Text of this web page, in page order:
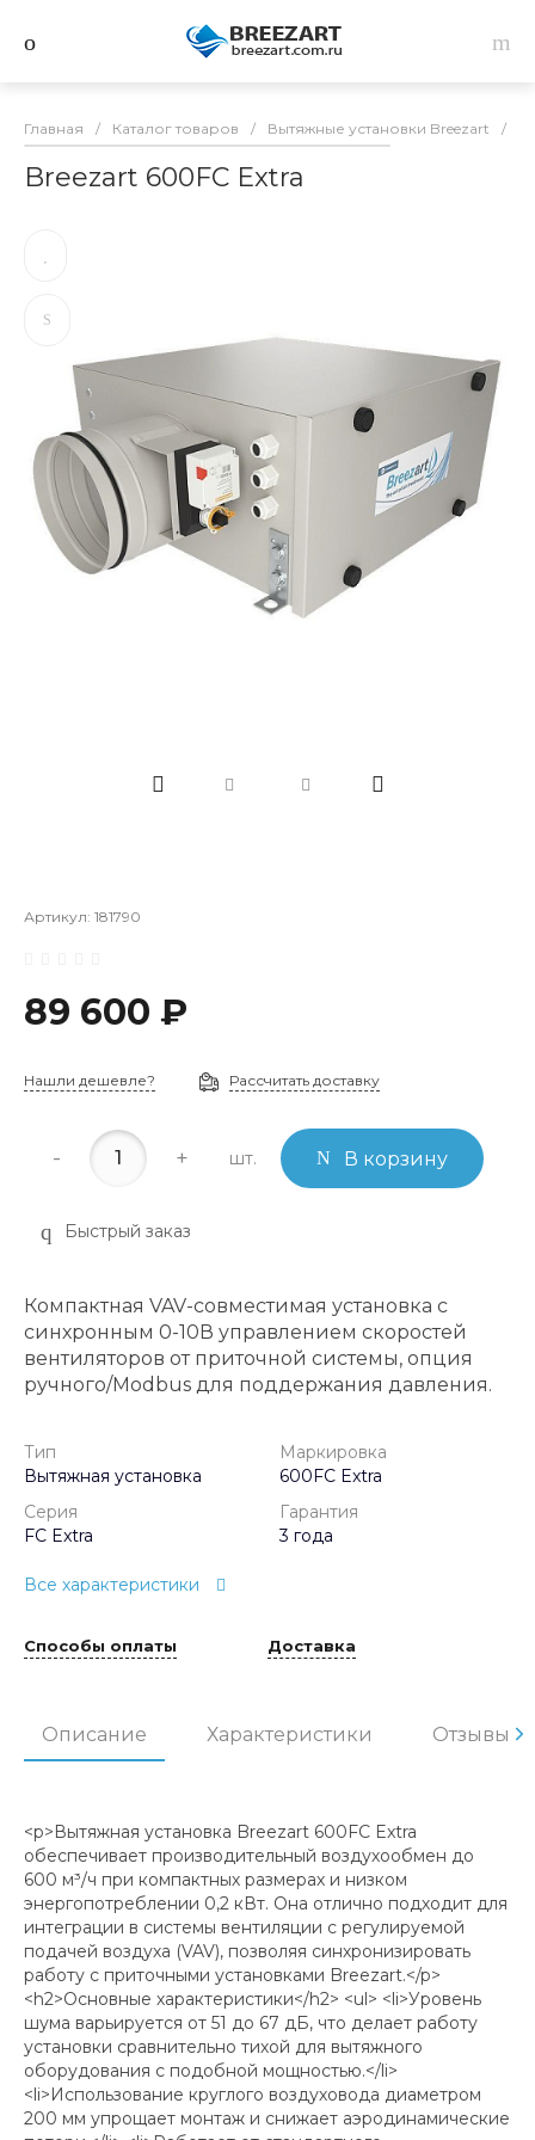
Главная / Каталог товаров / Вытяжные установки Breezart /
Breezart 600FC Extra
Артикул: 181790
89 600 ₽
Нашли дешевле? Рассчитать доставку
- + шт. В корзину
Быстрый заказ
Компактная VAV-совместимая установка с
синхронным 0-10В управлением скоростей
вентиляторов от приточной системы, опция
ручного/Modbus для поддержания давления.
Тип
Вытяжная установка
Маркировка
600FC Extra
Серия
FC Extra
Гарантия
3 года
Все характеристики
Способы оплаты Доставка
Описание Характеристики Отзывы
<p>Вытяжная установка Breezart 600FC Extra
обеспечивает производительный воздухообмен до
600 м³/ч при компактных размерах и низком
энергопотреблении 0,2 кВт. Она отлично подходит для
интеграции в системы вентиляции с регулируемой
подачей воздуха (VAV), позволяя синхронизировать
работу с приточными установками Breezart.</p>
<h2>Основные характеристики</h2> <ul> <li>Уровень
шума варьируется от 51 до 67 дБ, что делает работу
установки сравнительно тихой для вытяжного
оборудования с подобной мощностью.</li>
<li>Использование круглого воздуховода диаметром
200 мм упрощает монтаж и снижает аэродинамические